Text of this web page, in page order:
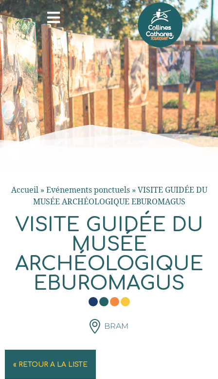
Accueil» Evénements ponctuels» VISITE GUIDÉE DU
MUSÉE ARCHÉOLOGIQUE EBUROMAGUS
VISITE GUIDÉE DU
MUSÉE
ARCHÉOLOGIQUE
EBUROMAGUS
BRAM
« RETOUR A LA LISTE